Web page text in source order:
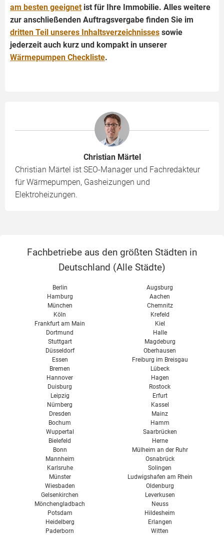
am besten geeignet ist für Ihre Immobilie. Alles weitere
zur anschließenden Auftragsvergabe finden Sie im
dritten Teil unseres Inhaltsverzeichnisses sowie
jederzeit auch kurz und kompakt in unserer
Wärmepumpen Checkliste.
Christian Märtel
Christian Märtel ist SEO-Manager und Fachredakteur
für Wärmepumpen, Gasheizungen und
Elektroheizungen.
Fachbetriebe aus den größten Städten in
Deutschland (Alle Städte)
Berlin
Hamburg
München
Köln
Frankfurt am Main
Dortmund
Stuttgart
Düsseldorf
Essen
Bremen
Hannover
Duisburg
Leipzig
Nürnberg
Dresden
Bochum
Wuppertal
Bielefeld
Bonn
Mannheim
Karlsruhe
Münster
Wiesbaden
Gelsenkirchen
Mönchengladbach
Augsburg
Aachen
Chemnitz
Krefeld
Kiel
Halle
Magdeburg
Oberhausen
Freiburg im Breisgau
Lübeck
Hagen
Rostock
Erfurt
Kassel
Mainz
Hamm
Saarbrücken
Herne
Mülheim an der Ruhr
Osnabrück
Solingen
Ludwigshafen am Rhein
Oldenburg
Leverkusen
Neuss
Potsdam
Heidelberg
Paderborn
Hildesheim
Erlangen
Witten